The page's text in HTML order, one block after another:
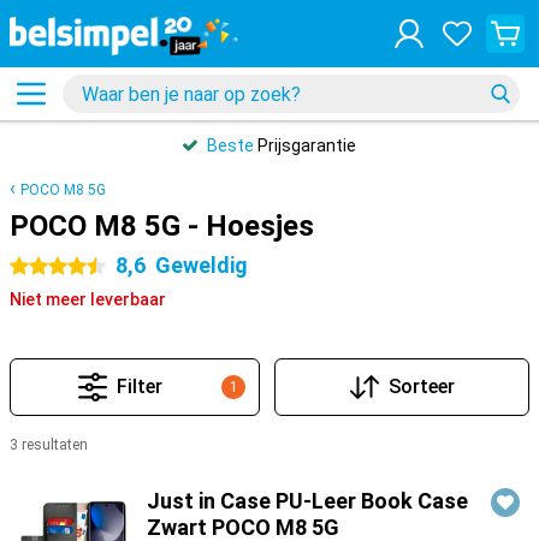
Beste Prijsgarantie
POCO M8 5G
POCO M8 5G - Hoesjes
4.5 sterren 8,6 Geweldig
Niet meer leverbaar
1
Filter Sorteer
3 resultaten
Just in Case PU-Leer Book Case
Zwart POCO M8 5G